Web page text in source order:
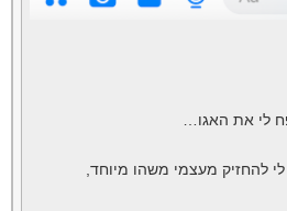
לי את האגו…
להחזיק מעצמי משהו מיוחד,